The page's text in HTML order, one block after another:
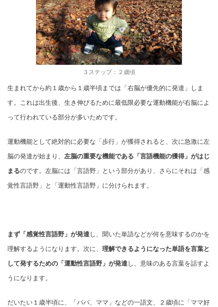
３ステップ：２歳頃
生まれてから約１歳から１歳半頃までは「右脳が優先的に発達」しま
す。これは出生後、生き伸びるために最低限必要な運動機能が右脳によ
って行われている部分が多いためです。
運動機能として絶対的に必要な「歩行」が獲得されると、次に急激に左
脳の発達が始まり、 左脳の重要な機能である「言語機能の獲得」がはじ
まるのです。左脳には「言語野」という部分があり、さらにそれは「感
覚性言語野」と「運動性言語野」に分けられます。
まず「感覚性言語野」が発達し、聞いた単語などが何を意味するのかを
理解するようになります。次に、 理解できるようになった単語を言葉と
して発するための「運動性言語野」が発達し、意味のある言葉を話すよ
うになります。
だいたい１歳半頃に、「パパ、ママ」などの一語文、２歳頃に「ママ好